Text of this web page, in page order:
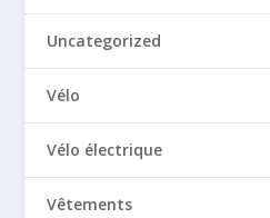
Uncategorized
Vélo
Vélo électrique
Vêtements